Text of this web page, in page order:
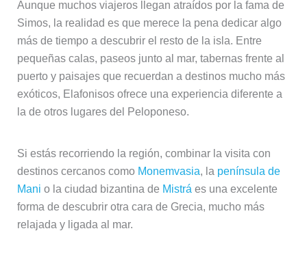
Aunque muchos viajeros llegan atraídos por la fama de
Simos, la realidad es que merece la pena dedicar algo
más de tiempo a descubrir el resto de la isla. Entre
pequeñas calas, paseos junto al mar, tabernas frente al
puerto y paisajes que recuerdan a destinos mucho más
exóticos, Elafonisos ofrece una experiencia diferente a
la de otros lugares del Peloponeso.
Si estás recorriendo la región, combinar la visita con
destinos cercanos como Monemvasia, la península de
Mani o la ciudad bizantina de Mistrá es una excelente
forma de descubrir otra cara de Grecia, mucho más
relajada y ligada al mar.